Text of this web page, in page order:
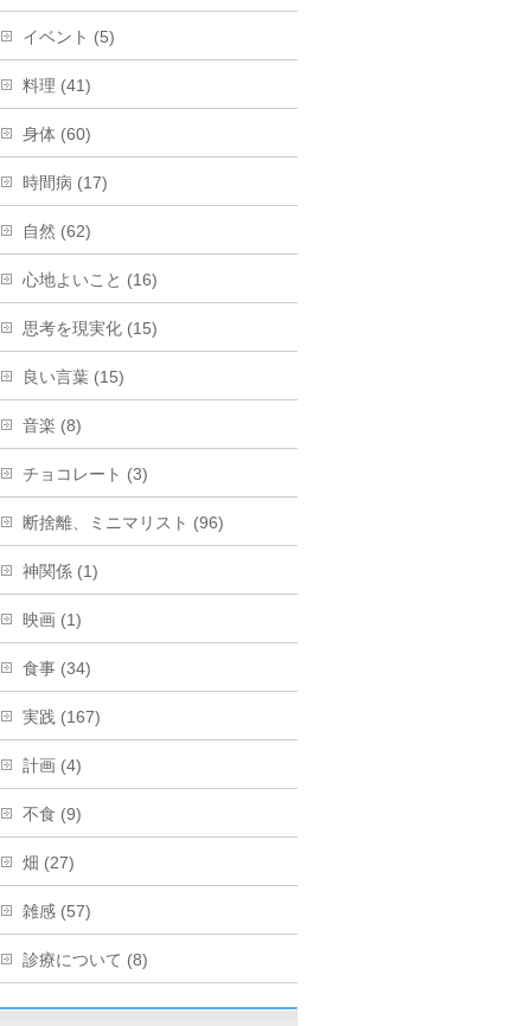
イベント (5)
料理 (41)
身体 (60)
時間病 (17)
自然 (62)
心地よいこと (16)
思考を現実化 (15)
良い言葉 (15)
音楽 (8)
チョコレート (3)
断捨離、ミニマリスト (96)
神関係 (1)
映画 (1)
食事 (34)
実践 (167)
計画 (4)
不食 (9)
畑 (27)
雑感 (57)
診療について (8)